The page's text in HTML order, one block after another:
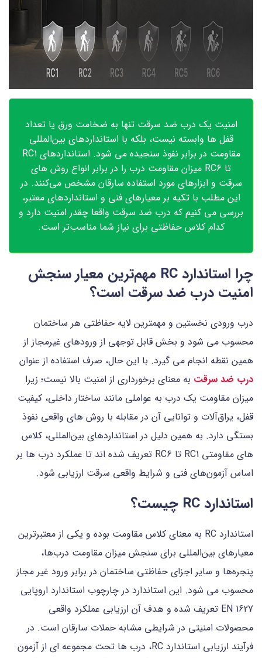
امنیت یک درب ضد سرقت تنها به ضخامت ورق یا تعداد
قفل ها وابسته نیست، بلکه با استانداردهای بین‌المللی
مقاومت در برابر نفوذ سنجیده می شود. استانداردهای RC1
تا RC6 میزان مقاومت درب را در برابر انواع روش های
سرقت و ابزارهای مورد استفاده سارقان مشخص می‌کنند. در
این مطلب با تکیه بر معیارهای فنی و استانداردهای معتبر،
بررسی می کنیم که درب ضد سرقت واقعا چقدر امنیت دارد و
کدام کلاس حفاظتی برای نیاز شما مناسب‌تر است.
چرا استاندارد RC مهم‌ترین معیار سنجش
امنیت درب ضد سرقت است؟
درب ورودی نخستین و مهمترین لایه حفاظتی هر ساختمان
محسوب می شود و بخش قابل توجهی از ورودهای غیرمجاز از
همین نقطه انجام می گیرد. با این حال، صرف استفاده از عنوان
درب ضد سرقت به معنای برخورداری از امنیت بالا نیست؛ زیرا
میزان مقاومت یک درب به عواملی مانند ساختار داخلی، کیفیت
قفل، یراق‌آلات و توانایی آن در مقابله با روش های واقعی نفوذ
بستگی دارد. به همین دلیل در استانداردهای بین‌المللی، کلاس
های مقاومتی RC1 تا RC6 تعریف شده اند تا عملکرد درب ها بر
اساس آزمون‌های فنی و شرایط واقعی سرقت ارزیابی شود.
استاندارد RC چیست؟
استاندارد RC به معنای کلاس مقاومت بوده و یکی از معتبرترین
معیارهای بین‌المللی برای سنجش میزان مقاومت درب‌ها،
پنجره‌ها و سایر اجزای حفاظتی ساختمان در برابر ورود غیر مجاز
محسوب می شود. این استاندارد در چارچوب استاندارد اروپایی
EN 1627 تعریف شده و هدف آن ارزیابی عملکرد واقعی
محصولات امنیتی در شرایطی مشابه حملات سارقان است. در
فرآیند ارزیابی استاندارد RC، درب ها تحت مجموعه ای از آزمون